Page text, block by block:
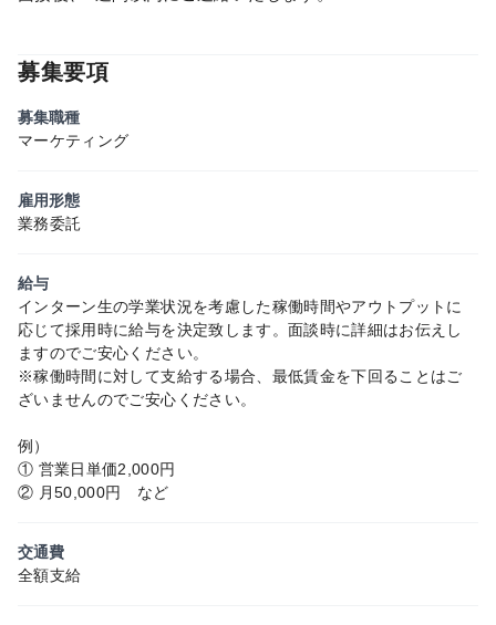
募集要項
募集職種
マーケティング
雇用形態
業務委託
給与
インターン生の学業状況を考慮した稼働時間やアウトプットに
応じて採用時に給与を決定致します。面談時に詳細はお伝えし
ますのでご安心ください。
※稼働時間に対して支給する場合、最低賃金を下回ることはご
ざいませんのでご安心ください。
例）
① 営業日単価2,000円
② 月50,000円 など
交通費
全額支給